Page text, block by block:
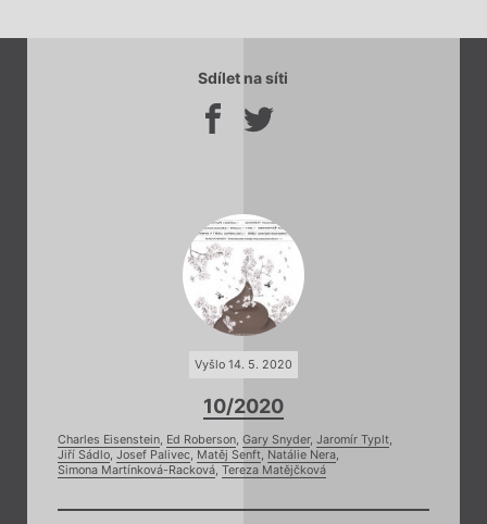
Sdílet na síti
Vyšlo 14. 5. 2020
10/2020
Charles Eisenstein, Ed Roberson, Gary Snyder, Jaromír Typlt,
Jiří Sádlo, Josef Palivec, Matěj Senft, Natálie Nera,
Simona Martínková-Racková, Tereza Matějčková